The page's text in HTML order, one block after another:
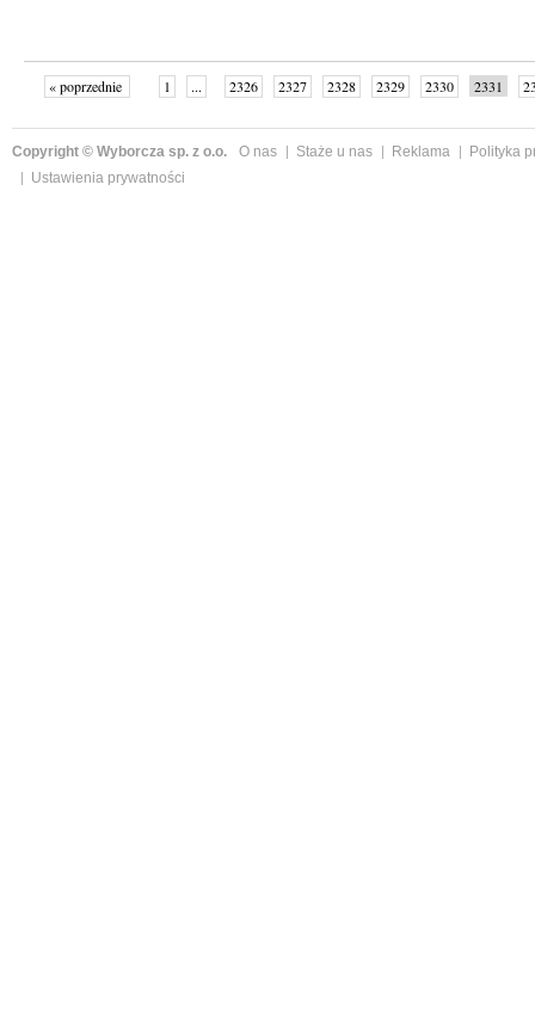
« poprzednie 1 ... 2326 2327 2328 2329 2330 2331
Copyright © Wyborcza sp. z o.o. O nas Staże u nas Reklama
Polityka
Ustawienia prywatności